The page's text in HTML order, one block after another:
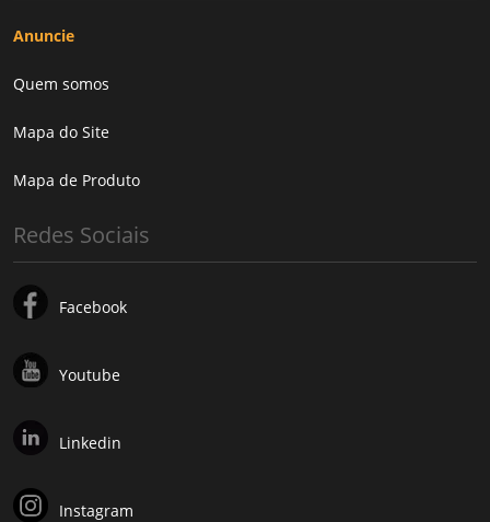
Anuncie
Quem somos
Mapa do Site
Mapa de Produto
Redes Sociais
Facebook
Youtube
Linkedin
Instagram